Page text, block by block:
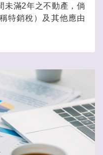
未滿2年之不動產，倘
特銷稅）及其他應由